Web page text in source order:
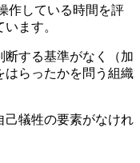
作している時間を評
ます。
する基準がなく（加
はらったかを問う組織
己犠牲の要素がなけれ